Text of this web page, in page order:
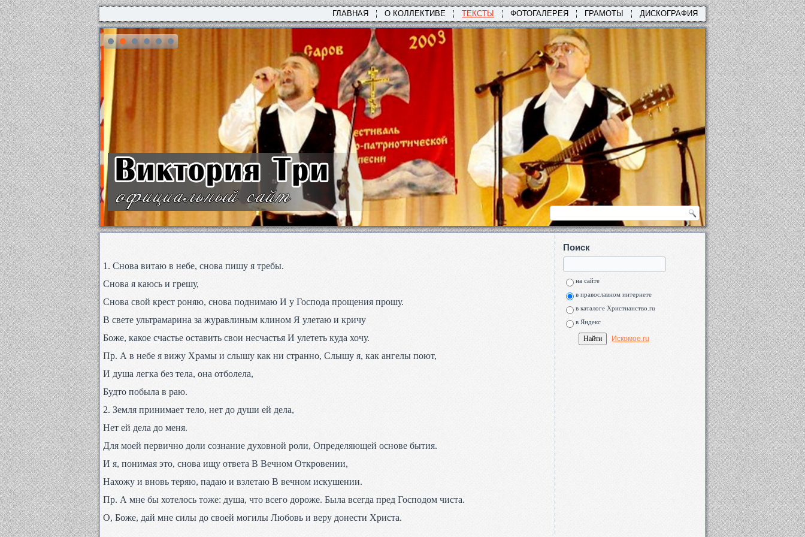
ГЛАВНАЯ О КОЛЛЕКТИВЕ ТЕКСТЫ ФОТОГАЛЕРЕЯ ГРАМОТЫ ДИСКОГРАФИЯ
1. Снова витаю в небе, снова пишу я требы.
Снова я каюсь и грешу,
Снова свой крест роняю, снова поднимаю И у Господа прощения прошу.
В свете ультрамарина за журавлиным клином Я улетаю и кричу
Боже, какое счастье оставить свои несчастья И улететь куда хочу.
Пр. А в небе я вижу Храмы и слышу как ни странно, Слышу я, как ангелы поют,
И душа легка без тела, она отболела,
Будто побыла в раю.
2. Земля принимает тело, нет до души ей дела,
Нет ей дела до меня.
Для моей первично доли сознание духовной роли, Определяющей основе бытия.
И я, понимая это, снова ищу ответа В Вечном Откровении,
Нахожу и вновь теряю, падаю и взлетаю В вечном искушении.
Пр. А мне бы хотелось тоже: душа, что всего дороже. Была всегда пред Господом чиста.
О, Боже, дай мне силы до своей могилы Любовь и веру донести Христа.
Поиск
на сайте
в православном интернете
в каталоге Христианство.ru
в Яндекс
Искомое.ru